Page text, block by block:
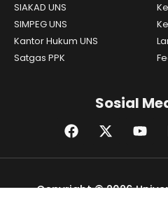
SIAKAD UNS
SIMPEG UNS
Kantor Hukum UNS
Satgas PPK
Sosial
Copyright © 2026